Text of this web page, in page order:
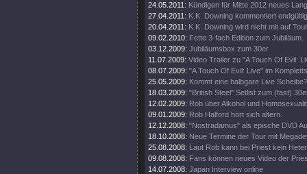
24.05.2011: Kündigen für Mitte 2012 neues
27.04.2011: K.K. Downing kommentiert
20.04.2011: K.K. Downing wird nicht mit auf
09.02.2010: Fette 3-fach Edition zum Jubiläum.
03.12.2009: Jubiläumsbox zum 30er
11.07.2009: Video Trailer zu "A Touch Of Evil:
08.07.2009: "A Touch Of Evil: Live" im
25.05.2009: Kommt eine halbgare Live Scheibe?
18.03.2009: "British Steel" Setlist zum (fast)
12.02.2009: Rob über Alkohol und
09.01.2009: Rob Halford hört sich altern.
12.12.2008: "Nostradamus" als epische DVD
18.10.2008: Neue Termine der Tour mit
25.08.2008: Laut Rob kann bei Priest kein
09.08.2008: Fans können neues Video der
14.07.2008: Japan Interview online